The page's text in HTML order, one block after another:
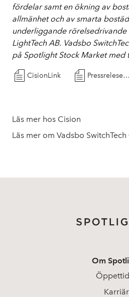
fördelar samt en ökning av
allmänhet och av smarta
underliggande
LightTech AB. Vadsbo
på Spotlight Stock Market med
CisionLink Pressrelese tidigare läggning delårsrapport
Läs mer hos Cision
Läs mer om Vadsbo
Om
Karriär